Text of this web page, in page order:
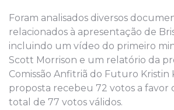
Foram analisados diversos
relacionados à apresentação de
incluindo um vídeo do primeiro
Scott Morrison e um relatório da
Comissão Anfitriã do Futuro Kristin
proposta recebeu 72 votos a
total de 77 votos válidos.